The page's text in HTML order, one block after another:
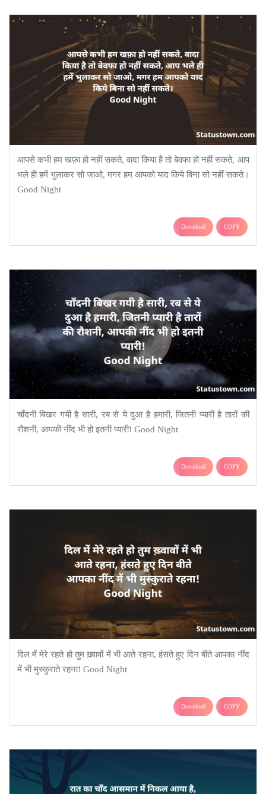
आपसे कभी हम खफ़ा हो नहीं सकते, वादा किया है तो बेवफा हो नहीं सकते, आप
भले ही हमें भुलाकर सो जाओ, मगर हम आपको याद किये बिना सो नहीं सकते।
Good Night
Download COPY
चाँदनी बिखर गयी है सारी, रब से ये दुआ है हमारी, जितनी प्यारी है तारों की
रौशनी, आपकी नींद भी हो इतनी प्यारी! Good Night
Download COPY
दिल में मेरे रहते हो तुम ख़्वावों में भी आते रहना, हंसते हुए दिन बीते आपका नींद
में भी मुस्कुराते रहना! Good Night
Download COPY